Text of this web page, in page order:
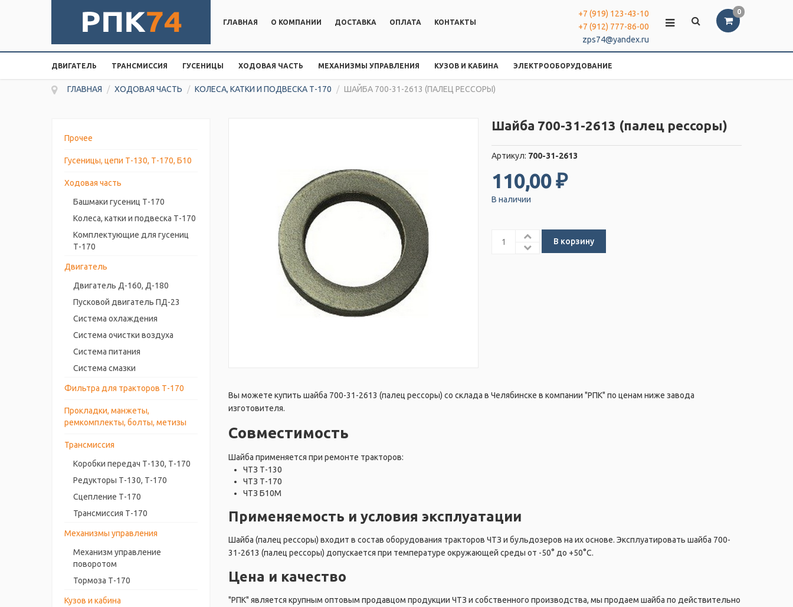
0
ГЛАВНАЯ
О КОМПАНИИ ДОСТАВКА ОПЛАТА КОНТАКТЫ
+7 (919) 123-43-10
+7 (912) 777-86-00
zps74@yandex.ru
ДВИГАТЕЛЬ ТРАНСМИССИЯ ГУСЕНИЦЫ ХОДОВАЯ ЧАСТЬ МЕХАНИЗМЫ УПРАВЛЕНИЯ КУЗОВ И КАБИНА ЭЛЕКТРООБОРУДОВАНИЕ
ГЛАВНАЯ / ХОДОВАЯ ЧАСТЬ / КОЛЕСА, КАТКИ И ПОДВЕСКА Т-170 / ШАЙБА 700-31-2613 (ПАЛЕЦ РЕССОРЫ)
Прочее
Гусеницы, цепи Т-130, Т-170, Б10
Ходовая часть
Башмаки гусениц Т-170
Колеса, катки и подвеска Т-170
Комплектующие для гусениц
Т-170
Двигатель
Двигатель Д-160, Д-180
Пусковой двигатель ПД-23
Система охлаждения
Система очистки воздуха
Система питания
Система смазки
Фильтра для тракторов Т-170
Прокладки, манжеты,
ремкомплекты, болты, метизы
Трансмиссия
Коробки передач Т-130, Т-170
Редукторы Т-130, Т-170
Сцепление Т-170
Трансмиссия Т-170
Механизмы управления
Механизм управление
поворотом
Тормоза Т-170
Кузов и кабина
Шайба 700-31-2613 (палец рессоры)
Артикул: 700-31-2613
110,00 ₽
В наличии
Вы можете купить шайба 700-31-2613 (палец рессоры) со склада в Челябинске в компании "РПК" по ценам ниже завода
изготовителя.
Совместимость
Шайба применяется при ремонте тракторов:
ЧТЗ Т-130
ЧТЗ Т-170
ЧТЗ Б10М
Применяемость и условия эксплуатации
Шайба (палец рессоры) входит в состав оборудования тракторов ЧТЗ и бульдозеров на их основе. Эксплуатировать шайба 700-
31-2613 (палец рессоры) допускается при температуре окружающей среды от -50° до +50°C.
Цена и качество
"РПК" является крупным оптовым продавцом продукции ЧТЗ и собственного производства, мы продаем шайба по действительно